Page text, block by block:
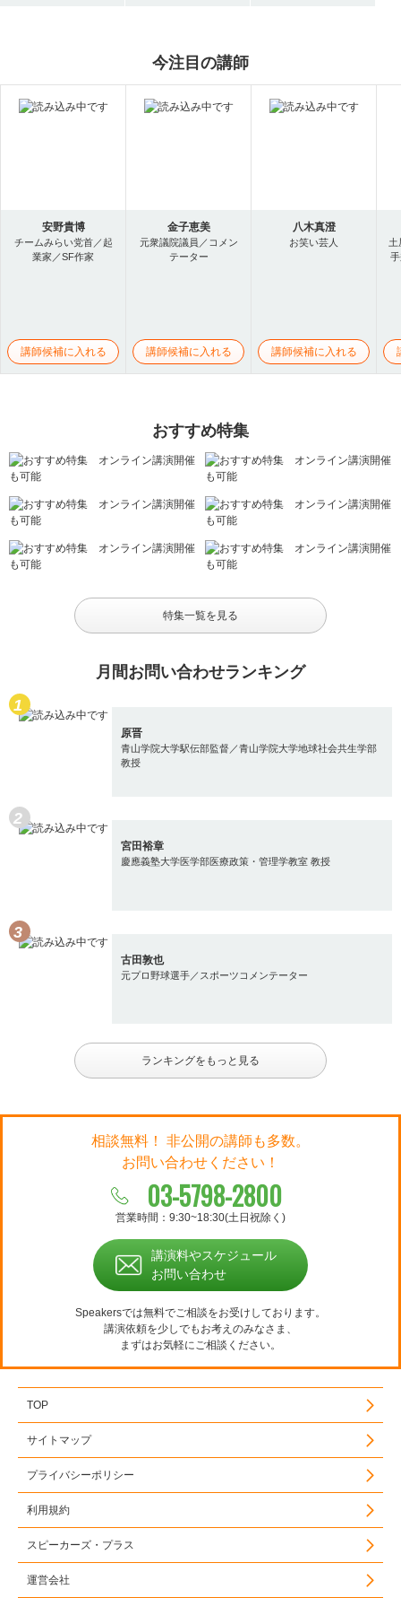
今注目の講師
安野貴博
チームみらい党首／起
業家／SF作家
講師候補に入れる
金子恵美
元衆議院議員／コメン
テーター
講師候補に入れる
八木真澄
お笑い芸人
講師候補に入れる
土
おすすめ特集
特集一覧を見る
月間お問い合わせランキング
原晋
青山学院大学駅伝部監督／青山学院大学地球社会共生学部
教授
宮田裕章
慶應義塾大学医学部医療政策・管理学教室 教授
古田敦也
元プロ野球選手／スポーツコメンテーター
ランキングをもっと見る
相談無料！ 非公開の講師も多数。
お問い合わせください！
03-5798-2800
営業時間：9:30~18:30(土日祝除く)
講演料やスケジュール
お問い合わせ
Speakersでは無料でご相談をお受けしております。
講演依頼を少しでもお考えのみなさま、
まずはお気軽にご相談ください。
TOP
サイトマップ
プライバシーポリシー
利用規約
スピーカーズ・プラス
運営会社